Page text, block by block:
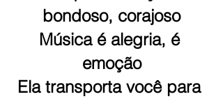
bondoso, corajoso
Música é alegria, é
emoção
Ela transporta você para